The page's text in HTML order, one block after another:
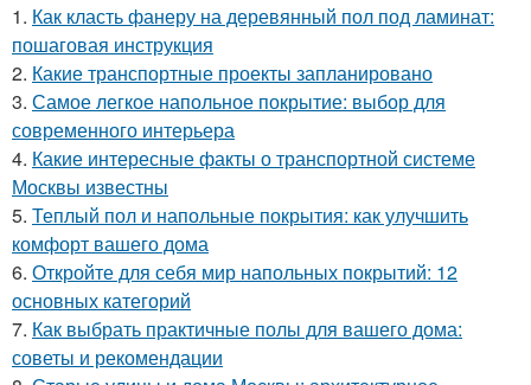
1. Как класть фанеру на деревянный пол под ламинат:
пошаговая инструкция
2. Какие транспортные проекты запланировано
3. Самое легкое напольное покрытие: выбор для
современного интерьера
4. Какие интересные факты о транспортной системе
Москвы известны
5. Теплый пол и напольные покрытия: как улучшить
комфорт вашего дома
6. Откройте для себя мир напольных покрытий: 12
основных категорий
7. Как выбрать практичные полы для вашего дома:
советы и рекомендации